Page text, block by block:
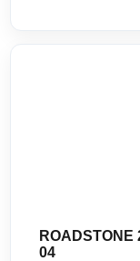
ROADSTONE
04